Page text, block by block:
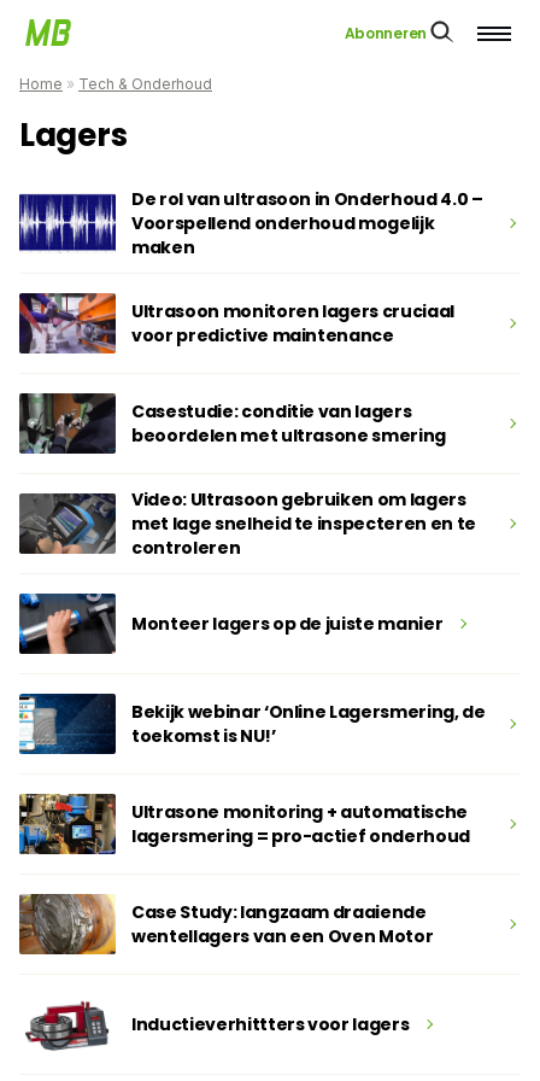
Abonneren
Home » Tech & Onderhoud
Lagers
De rol van ultrasoon in Onderhoud 4.0 –
Voorspellend onderhoud mogelijk
maken
Ultrasoon monitoren lagers cruciaal
voor predictive maintenance
Casestudie: conditie van lagers
beoordelen met ultrasone smering
Video: Ultrasoon gebruiken om lagers
met lage snelheid te inspecteren en te
controleren
Monteer lagers op de juiste manier
Bekijk webinar ‘Online Lagersmering, de
toekomst is NU!’
Ultrasone monitoring + automatische
lagersmering = pro-actief onderhoud
Case Study: langzaam draaiende
wentellagers van een Oven Motor
Inductieverhittters voor lagers